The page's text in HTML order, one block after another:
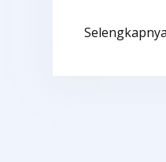
Selengkapnya